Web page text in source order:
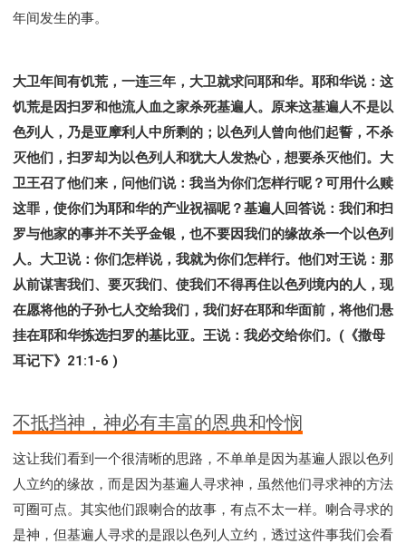
年间发生的事。
大卫年间有饥荒，一连三年，大卫就求问耶和华。耶和华说：这
饥荒是因扫罗和他流人血之家杀死基遍人。原来这基遍人不是以
色列人，乃是亚摩利人中所剩的；以色列人曾向他们起誓，不杀
灭他们，扫罗却为以色列人和犹大人发热心，想要杀灭他们。大
卫王召了他们来，问他们说：我当为你们怎样行呢？可用什么赎
这罪，使你们为耶和华的产业祝福呢？基遍人回答说：我们和扫
罗与他家的事并不关乎金银，也不要因我们的缘故杀一个以色列
人。大卫说：你们怎样说，我就为你们怎样行。他们对王说：那
从前谋害我们、要灭我们、使我们不得再住以色列境内的人，现
在愿将他的子孙七人交给我们，我们好在耶和华面前，将他们悬
挂在耶和华拣选扫罗的基比亚。王说：我必交给你们。(《撒母
耳记下》21:1-6 )
不抵挡神，神必有丰富的恩典和怜悯
这让我们看到一个很清晰的思路，不单单是因为基遍人跟以色列
人立约的缘故，而是因为基遍人寻求神，虽然他们寻求神的方法
可圈可点。其实他们跟喇合的故事，有点不太一样。喇合寻求的
是神，但基遍人寻求的是跟以色列人立约，透过这件事我们会看